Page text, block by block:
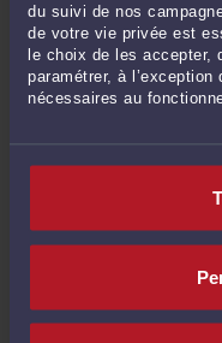
du suivi de nos
de votre vie privée est
le choix de les accepter,
paramétrer, à
nécessaires au
CONTACTER
CONSULTER
POSER UNE